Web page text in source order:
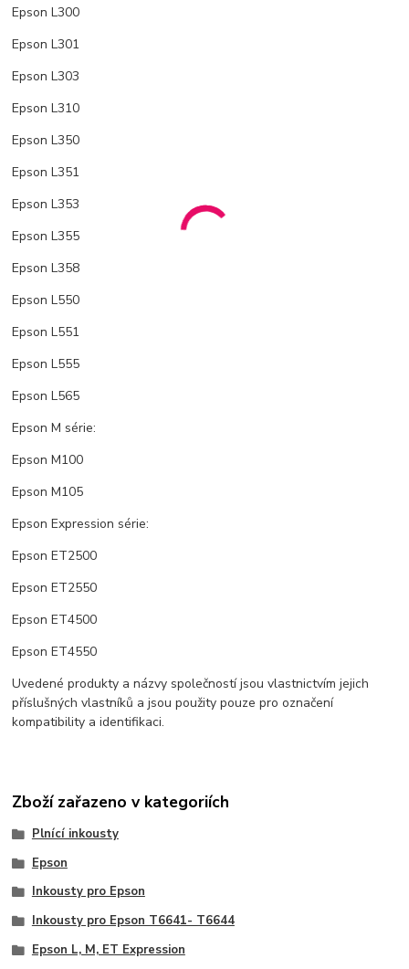
Epson L300
Epson L301
Epson L303
Epson L310
Epson L350
Epson L351
Epson L353
Epson L355
Epson L358
Epson L550
Epson L551
Epson L555
Epson L565
Epson M série:
Epson M100
Epson M105
Epson Expression série:
Epson ET2500
Epson ET2550
Epson ET4500
Epson ET4550
Uvedené produkty a názvy společností jsou vlastnictvím jejich
příslušných vlastníků a jsou použity pouze pro označení
kompatibility a identifikaci.
Zboží zařazeno v kategoriích
Plnící inkousty
Epson
Inkousty pro Epson
Inkousty pro Epson T6641- T6644
Epson L, M, ET Expression